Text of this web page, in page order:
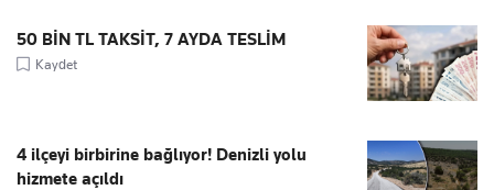
50 BİN TL TAKSİT, 7 AYDA TESLİM
Kaydet
4 ilçeyi birbirine bağlıyor! Denizli yolu
hizmete açıldı